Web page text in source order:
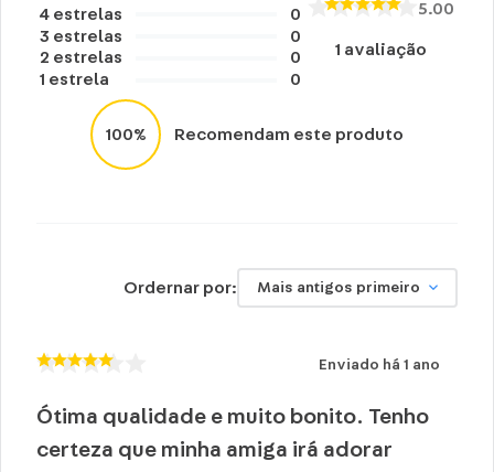
4 estrelas
3 estrelas
2 estrelas
1 estrela
0
0
0
0
5.00
1 avaliação
100% Recomendam este produto
Ordernar por: Mais antigos primeiro
Enviado há 1 ano
Ótima qualidade e muito bonito. Tenho
certeza que minha amiga irá adorar